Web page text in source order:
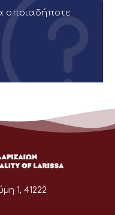
οποιαδήποτε
1, 41222